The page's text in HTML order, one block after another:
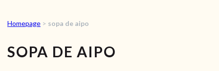
VÍDEOS
Homepage > sopa de aipo
SOPA DE AIPO